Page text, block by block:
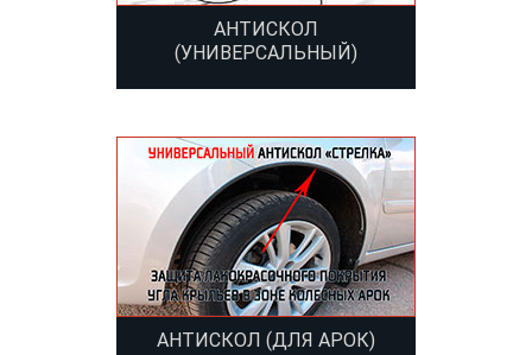
АНТИСКОЛ
(УНИВЕРСАЛЬНЫЙ)
АНТИСКОЛ (ДЛЯ АРОК)